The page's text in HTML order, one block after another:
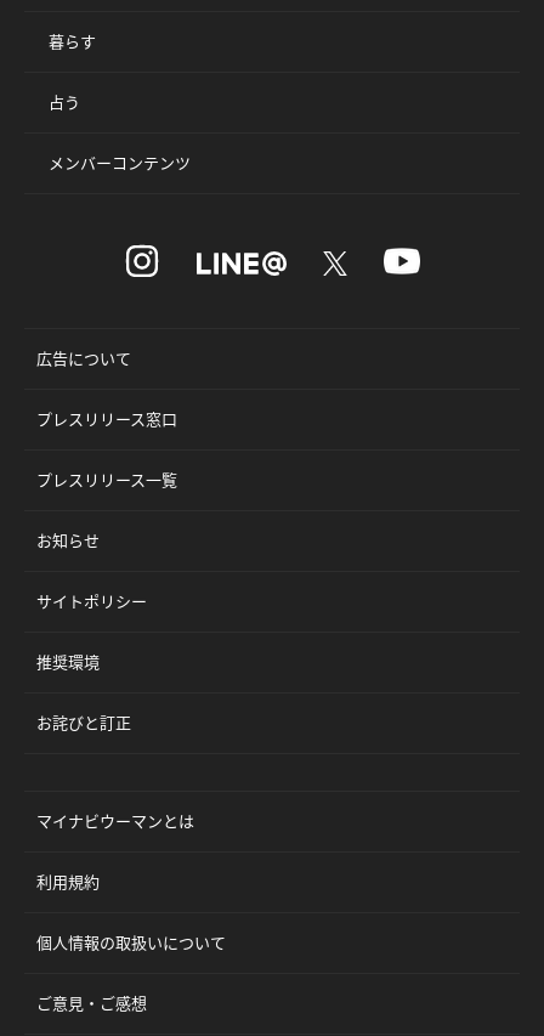
暮らす
占う
メンバーコンテンツ
広告について
プレスリリース窓口
プレスリリース一覧
お知らせ
サイトポリシー
推奨環境
お詫びと訂正
マイナビウーマンとは
利用規約
個人情報の取扱いについて
ご意見・ご感想